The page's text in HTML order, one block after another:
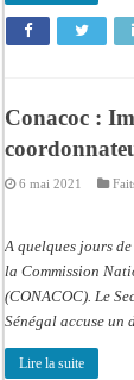
Conacoc :
6 mai 2021
A quelques jours
la Commission
(CONACOC). Le
Sénégal accuse un
Lire la suite